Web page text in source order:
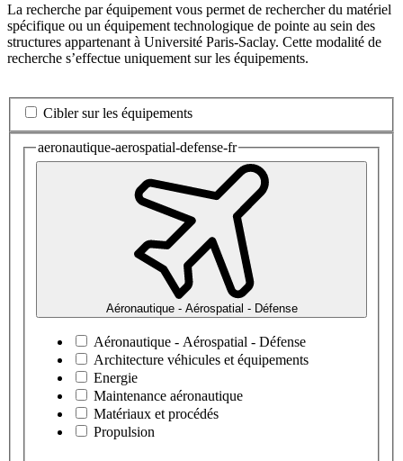
La recherche par équipement vous permet de rechercher du matériel
spécifique ou un équipement technologique de pointe au sein des
structures appartenant à Université Paris-Saclay. Cette modalité de
recherche s’effectue uniquement sur les équipements.
Cibler sur les équipements
aeronautique-aerospatial-defense-fr
Aéronautique - Aérospatial - Défense
Aéronautique - Aérospatial - Défense
Architecture véhicules et équipements
Energie
Maintenance aéronautique
Matériaux et procédés
Propulsion